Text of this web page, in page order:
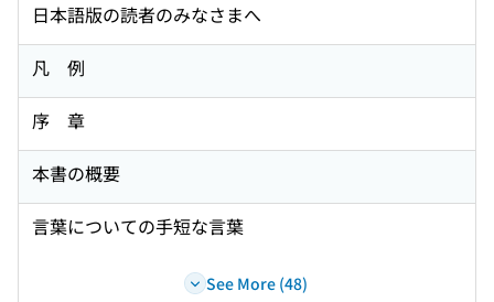
日本語版の読者のみなさまへ
凡 例
序 章
本書の概要
言葉についての手短な言葉
See More (48)